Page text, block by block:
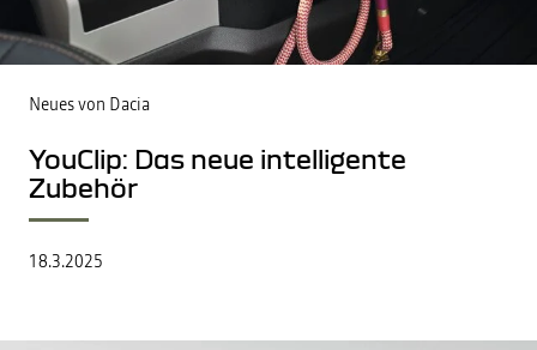
Neues von Dacia
YouClip: Das neue intelligente
Zubehör
18.3.2025